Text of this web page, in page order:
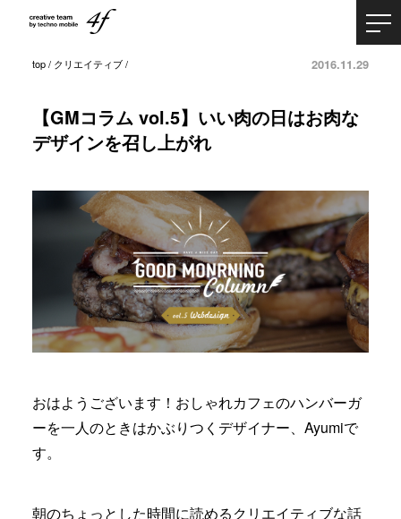
top/ クリエイティブ/ 2016.11.29
【GMコラム vol.5】いい肉の日はお肉な
デザインを召し上がれ
おはようございます！おしゃれカフェのハンバーガ
ーを一人のときはかぶりつくデザイナー、Ayumiで
す。
朝のちょっとした時間に読めるクリエイティブな話